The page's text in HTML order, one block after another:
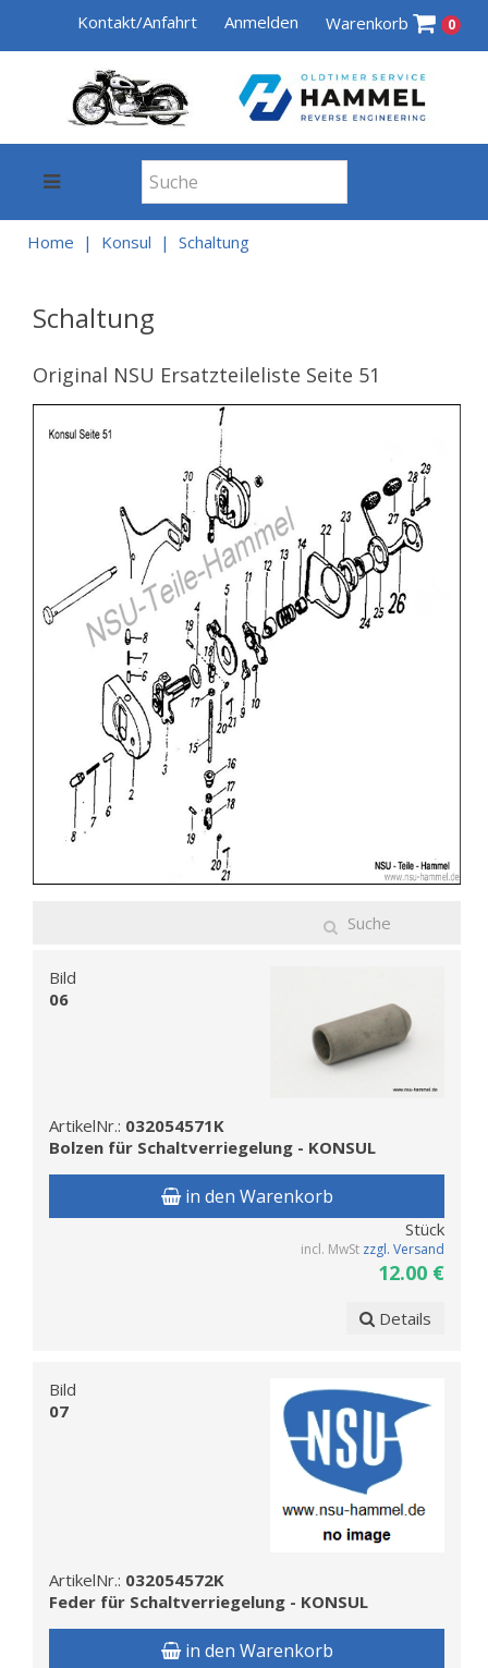
Kontakt/Anfahrt Anmelden Warenkorb 0
Home Konsul Schaltung
Schaltung
Original NSU Ersatzteileliste Seite 51
Bild
06
ArtikelNr.: 032054571K
Bolzen für Schaltverriegelung - KONSUL
in den Warenkorb
Stück
incl. MwSt zzgl. Versand
12.00 €
Details
Bild
07
ArtikelNr.: 032054572K
Feder für Schaltverriegelung - KONSUL
in den Warenkorb